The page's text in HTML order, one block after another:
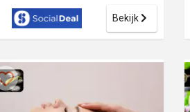
kies bijvoorbeeld voor ...
Bekijk